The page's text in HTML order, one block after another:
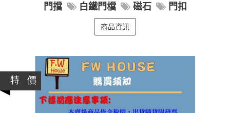
門擋
白鐵門檔 磁石 門扣
商品資訊
特 價